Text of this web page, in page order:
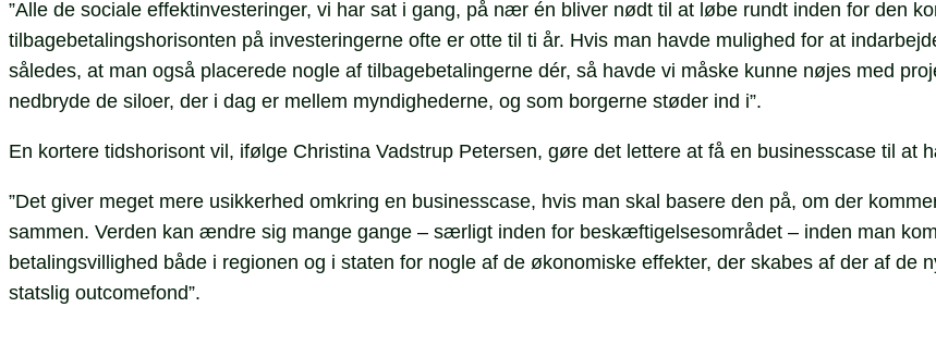
”Alle de sociale effektinvesteringer, vi har sat i gang, på nær én bliver nødt til at løbe rundt inden for den
tilbagebetalingshorisonten på investeringerne ofte er otte til ti år. Hvis man havde mulighed for at
således, at man også placerede nogle af tilbagebetalingerne dér, så havde vi måske kunne nøjes med
nedbryde de siloer, der i dag er mellem myndighederne, og som borgerne støder ind i”.
En kortere tidshorisont vil, ifølge Christina Vadstrup Petersen, gøre det lettere at få en businesscase til at
”Det giver meget mere usikkerhed omkring en businesscase, hvis man skal basere den på, om der
sammen. Verden kan ændre sig mange gange – særligt inden for beskæftigelsesområdet – inden man
betalingsvillighed både i regionen og i staten for nogle af de økonomiske effekter, der skabes af der af
statslig outcomefond”.